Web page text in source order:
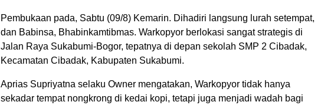
Pembukaan pada, Sabtu (09/8) Kemarin. Dihadiri langsung lurah setempat,
dan Babinsa, Bhabinkamtibmas. Warkopyor berlokasi sangat strategis di
Jalan Raya Sukabumi-Bogor, tepatnya di depan sekolah SMP 2 Cibadak,
Kecamatan Cibadak, Kabupaten Sukabumi.
Aprias Supriyatna selaku Owner mengatakan, Warkopyor tidak hanya
sekadar tempat nongkrong di kedai kopi, tetapi juga menjadi wadah bagi